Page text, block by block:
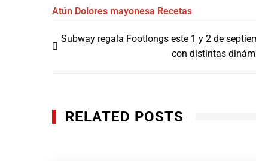
Atún Dolores mayonesa Recetas
Navegación
de
Subway regala Footlongs este 1 y 2 de
con distintas
RELATED POSTS